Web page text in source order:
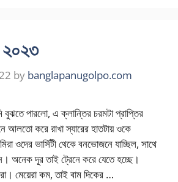
২০২৩
by banglapanugolpo.com
বুঝতে পারলো, এ ক্লান্তির চরমটা প্রাপ্তির
আলতো করে রাখা স্যারের হাতটায় ওকে
ওদের ভার্সিটী থেকে বনভোজনে যাচ্ছিল, সাথে
অনেক দূর তাই ট্রেনে করে যেতে হচ্ছে।
মেয়েরা কম, তাই বাম দিকের …